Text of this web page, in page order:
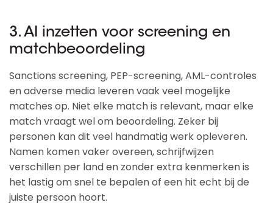
3. AI inzetten voor screening en
matchbeoordeling
Sanctions screening, PEP-screening, AML-controles
en adverse media leveren vaak veel mogelijke
matches op. Niet elke match is relevant, maar elke
match vraagt wel om beoordeling. Zeker bij
personen kan dit veel handmatig werk opleveren.
Namen komen vaker overeen, schrijfwijzen
verschillen per land en zonder extra kenmerken is
het lastig om snel te bepalen of een hit echt bij de
juiste persoon hoort.